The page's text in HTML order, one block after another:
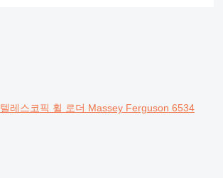
텔레스코픽 휠 로더 Massey Ferguson 6534